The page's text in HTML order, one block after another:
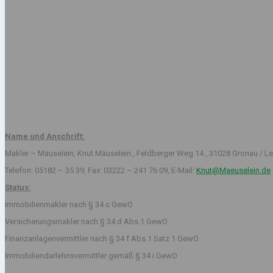
Name und Anschrift:
Makler – Mäuselein, Knut Mäuselein , Feldberger Weg 14 , 31028 Gronau /
Telefon: 05182 – 35 39, Fax: 03222 – 241 76 09, E-Mail: Knut@Maeuselein.de
Status:
Immobilienmakler nach § 34 c GewO
Versicherungsmakler nach § 34 d Abs.1 GewO
Finanzanlagenvermittler nach § 34 f Abs.1 Satz 1 GewO
Immobiliendarlehnsvermittler gemäß § 34 i GewO